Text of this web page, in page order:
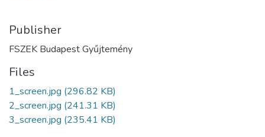
Publisher
FSZEK Budapest Gyűjtemény
Files
1_screen.jpg (296.82 KB)
2_screen.jpg (241.31 KB)
3_screen.jpg (235.41 KB)